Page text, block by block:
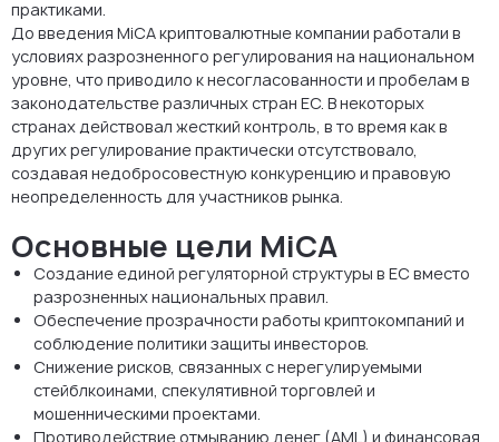
практиками.
До введения MiCA криптовалютные компании работали в
условиях разрозненного регулирования на национальном
уровне, что приводило к несогласованности и пробелам в
законодательстве различных стран ЕС. В некоторых
странах действовал жесткий контроль, в то время как в
других регулирование практически отсутствовало,
создавая недобросовестную конкуренцию и правовую
неопределенность для участников рынка.
Основные цели MiCA
Создание единой регуляторной структуры в ЕС вместо
разрозненных национальных правил.
Обеспечение прозрачности работы криптокомпаний и
соблюдение политики защиты инвесторов.
Снижение рисков, связанных с нерегулируемыми
стейблкоинами, спекулятивной торговлей и
мошенническими проектами.
Противодействие отмыванию денег (AML) и финансовая